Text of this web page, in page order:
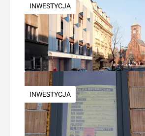
INWESTYCJA
INWESTYCJA